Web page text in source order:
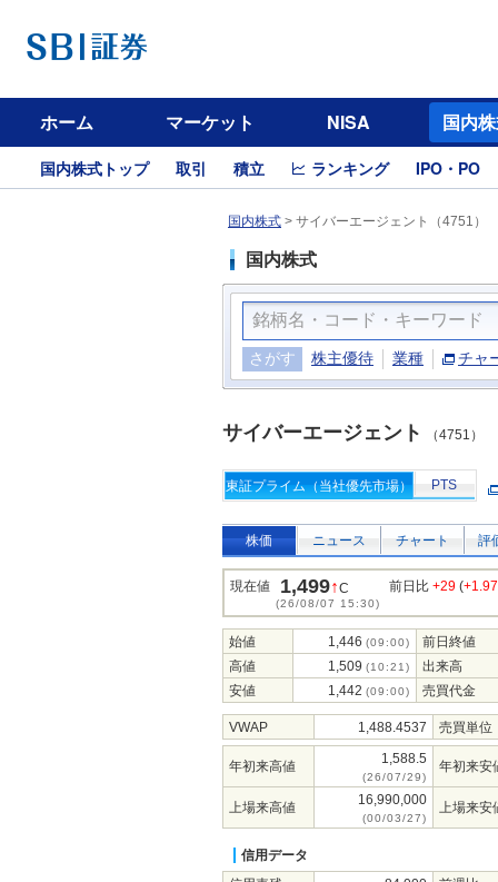
ホーム マーケット NISA 国内
国内株式トップ 取引 積立 ランキング IPO・PO
国内株式 > サイバーエージェント（4751）
国内株式
さがす 株主優待 業種 チャ
サイバーエージェント （4751）
東証プライム（当社優先市場） PTS
株価 ニュース チャート 評
現在値 1,499↑C
(26/08/07 15:30)
前日比 +29 (
始値 1,446 (09:00)
前日終値
高値
1,509 (10:21)
出来高
安値
1,442 (09:00) 売買代金
VWAP 1,488.4537 売買単位
年初来高値 1,588.5
(26/07/29)
年初来安
上場来高値 16,990,000
(00/03/27)
上場来安
信用データ